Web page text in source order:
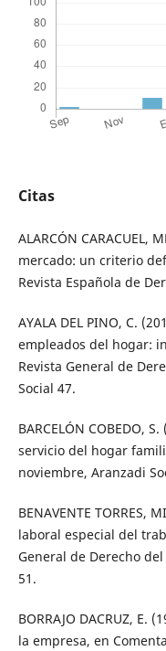
Citas
ALARCÓN CARACUEL,
mercado: un criterio
Revista Española de
AYALA DEL PINO, C.
empleados del hogar:
Revista General de
Social 47.
BARCELÓN COBEDO,
servicio del hogar
noviembre, Aranzadi
BENAVENTE TORRES,
laboral especial del
General de Derecho
51.
BORRAJO DACRUZ, E.
la empresa, en